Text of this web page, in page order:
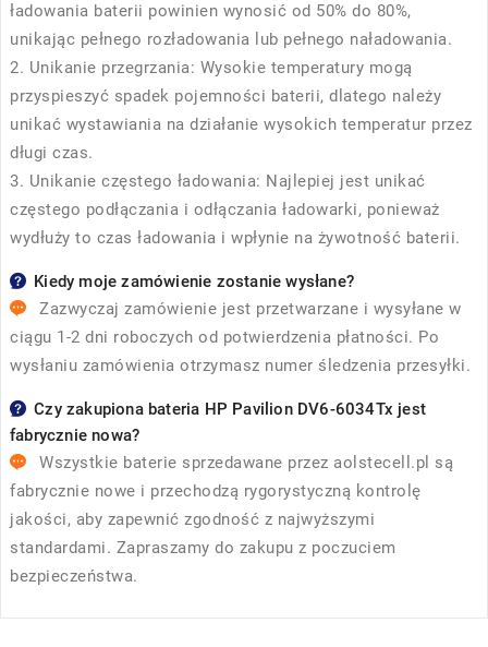
ładowania baterii powinien wynosić od 50% do 80%,
unikając pełnego rozładowania lub pełnego naładowania.
2. Unikanie przegrzania: Wysokie temperatury mogą
przyspieszyć spadek pojemności baterii, dlatego należy
unikać wystawiania na działanie wysokich temperatur przez
długi czas.
3. Unikanie częstego ładowania: Najlepiej jest unikać
częstego podłączania i odłączania ładowarki, ponieważ
wydłuży to czas ładowania i wpłynie na żywotność baterii.
Kiedy moje zamówienie zostanie wysłane?
Zazwyczaj zamówienie jest przetwarzane i wysyłane w
ciągu 1-2 dni roboczych od potwierdzenia płatności. Po
wysłaniu zamówienia otrzymasz numer śledzenia przesyłki.
Czy zakupiona bateria HP Pavilion DV6-6034Tx jest
fabrycznie nowa?
Wszystkie baterie sprzedawane przez aolstecell.pl są
fabrycznie nowe i przechodzą rygorystyczną kontrolę
jakości, aby zapewnić zgodność z najwyższymi
standardami. Zapraszamy do zakupu z poczuciem
bezpieczeństwa.